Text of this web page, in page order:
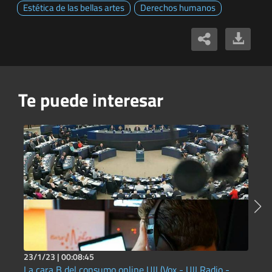
Estética de las bellas artes
Derechos humanos
Te puede interesar
23/1/23 |00:08:45